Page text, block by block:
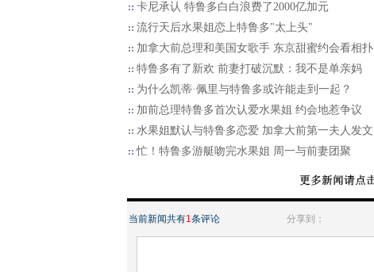
卡尼承认 特鲁多白白浪费了2000亿加元
流行天后水果姐恋上特鲁多"太上头"
加拿大前总理和美国女歌手 东京甜蜜约会看相扑
特鲁多有了新欢 前妻打破沉默：我不是单亲妈
为什么凯蒂·佩里与特鲁多或许能走到一起？
加前总理特鲁多首次认爱水果姐 约会地惹争议
水果姐默认与特鲁多恋爱 加拿大前第一夫人发文
忙！特鲁多游艇吻完水果姐 周一与前妻团聚
当前新闻共有1条评论 分享到：